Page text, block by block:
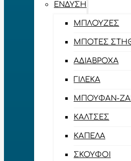
ΈΝΔΥΣΗ
ΜΠΛΟΎΖΕΣ
ΜΠΌΤΕΣ
ΑΔΙΆΒΡΟΧΑ
ΓΙΛΈΚΑ
ΜΠΟΥΦΆΝ-
ΚΆΛΤΣΕΣ
ΚΑΠΈΛΑ
ΣΚΟΎΦΟΙ